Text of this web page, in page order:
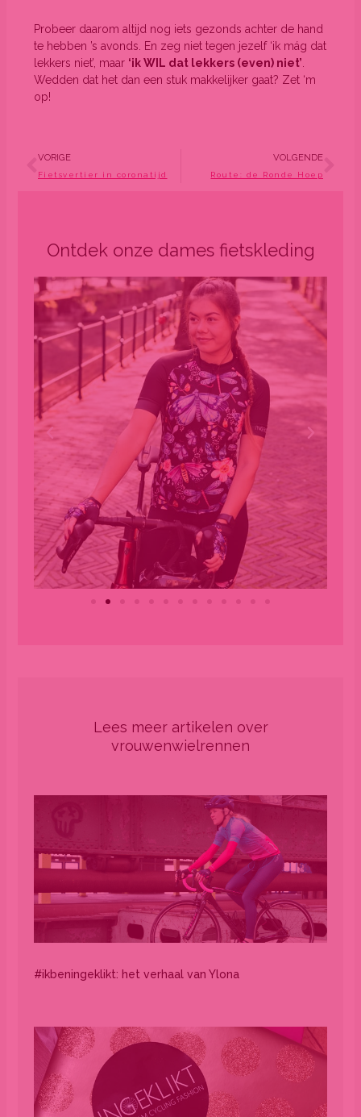
Probeer daarom altijd nog iets gezonds achter de hand
te hebben ’s avonds. En zeg niet tegen jezelf ‘ik mág dat
lekkers niet’, maar ‘ik WIL dat lekkers (even) niet’
Wedden dat het dan een stuk makkelijker gaat? Zet ‘m
op!
Vorige
VORIGE
Fietsvertier in coronatijd
VOLGENDE
Route: de Ronde Hoep
Ontdek onze dames fietskleding
Lees meer artikelen over
vrouwenwielrennen
#ikbeningeklikt: het verhaal van Ylona